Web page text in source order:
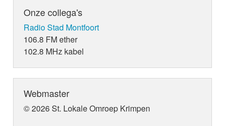
Onze collega's
Radio Stad Montfoort
106.8 FM ether
102.8 MHz kabel
Webmaster
© 2026 St. Lokale Omroep Krimpen